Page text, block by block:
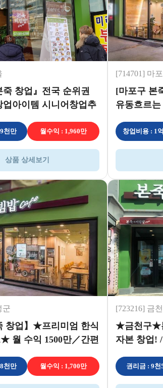
창업』전국 순위권
업아이템 시니어창업추
천만 월수익 : 1,960만
상품 상세보기
[714701] 마
[마포구 본
유동흐르
창업비용 : 1
군
창업】★프리미엄 한식
월 수익 1500만／간편
천만 월수익 : 1,700만
[723216] 금
★금천구★
자본 창업!
권리금 : 9천